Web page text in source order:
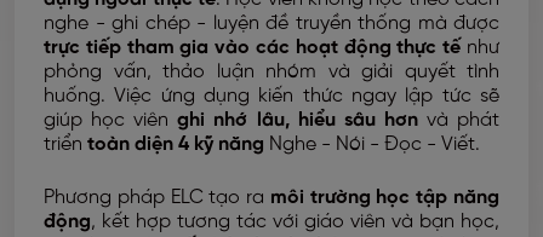
nghe - ghi chép - luyện đề truyền thống mà được
trực tiếp tham gia vào các hoạt động thực tế như
phỏng vấn, thảo luận nhóm và giải quyết tình
huống. Việc ứng dụng kiến thức ngay lập tức sẽ
giúp học viênghi nhớ lâu, hiểu sâu hơnvà phát
triển toàn diện 4 kỹ năng Nghe - Nói - Đọc - Viết.
Phương pháp ELC tạo ra môi trường học tập năng
động, kết hợp tương tác với giáo viên và bạn học,